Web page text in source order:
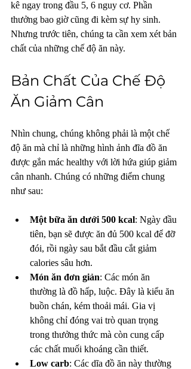
kê ngay trong đầu 5, 6 nguy cơ. Phần
thưởng bao giờ cũng đi kèm sự hy sinh.
Nhưng trước tiên, chúng ta cần xem xét bản
chất của những chế độ ăn này.
Bản Chất Của Chế Độ
Ăn Giảm Cân
Nhìn chung, chúng không phải là một chế
độ ăn mà chỉ là những hình ảnh đĩa đồ ăn
được gắn mác healthy với lời hứa giúp giảm
cân nhanh. Chúng có những điểm chung
như sau:
Một bữa ăn dưới 500 kcal: Ngày đầu
tiên, bạn sẽ được ăn đủ 500 kcal để đỡ
đói, rồi ngày sau bắt đầu cắt giảm
calories sâu hơn.
Món ăn đơn giản: Các món ăn
thường là đồ hấp, luộc. Đây là kiểu ăn
buồn chán, kém thoải mái. Gia vị
không chỉ đóng vai trò quan trọng
trong thưởng thức mà còn cung cấp
các chất muối khoáng cần thiết.
Low carb: Các dĩa đồ ăn này thường